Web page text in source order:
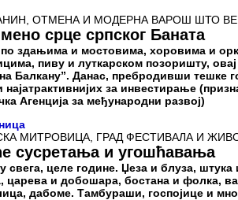
ОТМЕНА И МОДЕРНА ВАРОШ ШТО
срце српског Баната
здањима и мостовима, хоровима и
пиву и луткарском позоришту,
Балкану”. Данас, пребродивши тешке
најатрактивнијих за инвестирање
Агенција за међународни развој)
МИТРОВИЦА, ГРАД ФЕСТИВАЛА И
сусретања и угошћавања
свега, целе године. Џеза и блуза, штука
царева и добошара, бостана и фолка,
дабоме. Тамбураши, госпојице и